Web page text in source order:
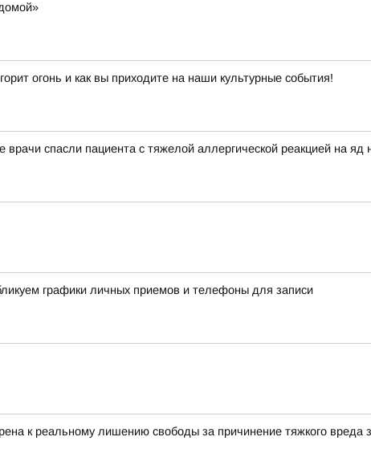
огонь и как вы приходите на наши культурные события!
врачи спасли пациента с тяжелой аллергической реакцией на яд
графики личных приемов и телефоны для записи
к реальному лишению свободы за причинение тяжкого вреда